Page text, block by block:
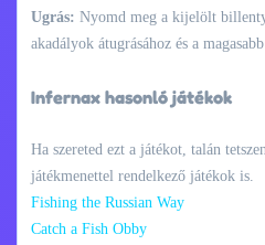
Ugrás: Nyomd meg a kijelölt
akadályok átugrásához és a
Infernax hasonló játékok
Ha szereted ezt a játékot, talán
játékmenettel rendelkező játékok is.
Fishing the Russian Way
Catch a Fish Obby